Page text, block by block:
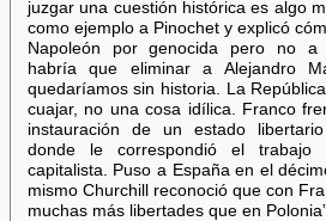
juzgar una cuestión histórica es algo
como ejemplo a Pinochet y explicó
Napoleón por genocida pero no a
habría que eliminar a Alejandro
quedaríamos sin historia. La
cuajar, no una cosa idílica. Franco
instauración de un estado
donde le correspondió el trabajo
capitalista. Puso a España en el
mismo Churchill reconoció que con
muchas más libertades que en